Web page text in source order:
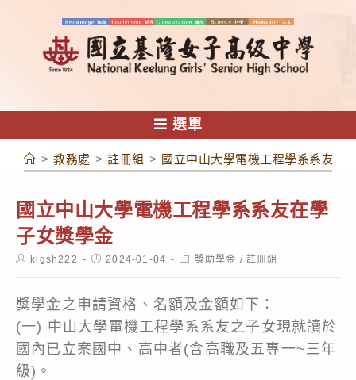
容
選單
> 教務處 > 註冊組 > 國立中山大學電機工程學系系友在
國立中山大學電機工程學系系友在學
子女獎學金
Postklgsh222
Post2024-01-04
Post獎助學金 / 註冊組
獎學金之申請資格、名額及金額如下：
(一) 中山大學電機工程學系系友之子女現就讀於
國內已立案國中、高中者(含高職及五專一~三年
級)。